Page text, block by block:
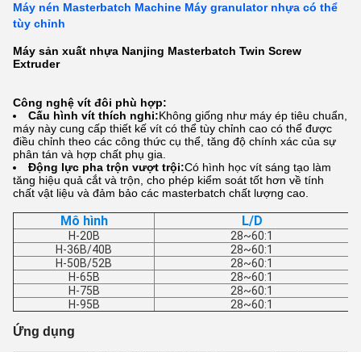
Máy nén Masterbatch Machine Máy granulator nhựa có thể
tùy chỉnh
Máy sản xuất nhựa Nanjing Masterbatch Twin Screw
Extruder
Công nghệ vít đôi phù hợp:
Cấu hình vít thích nghi:Không giống như máy ép tiêu chuẩn,
máy này cung cấp thiết kế vít có thể tùy chỉnh cao có thể được
điều chỉnh theo các công thức cụ thể, tăng độ chính xác của sự
phân tán và hợp chất phụ gia.
Động lực pha trộn vượt trội:Có hình học vít sáng tạo làm
tăng hiệu quả cắt và trộn, cho phép kiểm soát tốt hơn về tính
chất vật liệu và đảm bảo các masterbatch chất lượng cao.
Mô hình L/D
H-20B
28~60:1
H-36B/40B
28~60:1
H-50B/52B
28~60:1
H-65B
28~60:1
H-75B
28~60:1
H-95B
28~60:1
Ứng dụng